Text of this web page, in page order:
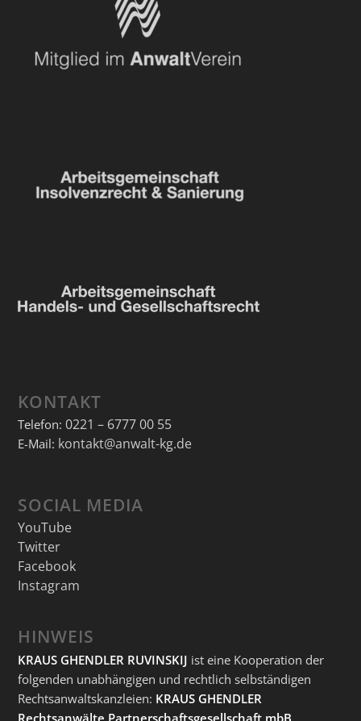
KONTAKT
Telefon: 0221 – 6777 00 55
E-Mail: kontakt@anwalt-kg.de
SOCIAL MEDIA
YouTube
Twitter
Facebook
Instagram
HINWEIS
KRAUS GHENDLER RUVINSKIJ ist eine Kooperation der
folgenden unabhängigen und rechtlich selbständigen
Rechtsanwaltskanzleien: KRAUS GHENDLER
Rechtsanwälte Partnerschaftsgesellschaft mbB